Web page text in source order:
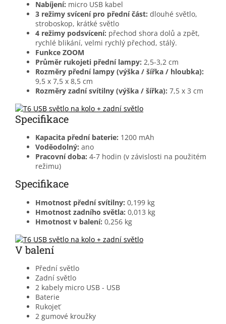
Nabíjení: micro USB kabel
3 režimy svícení pro přední část: dlouhé světlo,
stroboskop, krátké světlo
4 režimy podsvícení: přechod shora dolů a zpět,
rychlé blikání, velmi rychlý přechod, stálý.
Funkce ZOOM
Průměr rukojeti přední lampy: 2,5-3,2 cm
Rozměry přední lampy (výška / šířka / hloubka):
9,5 x 7,5 x 8,5 cm
Rozměry zadní svítilny (výška / šířka): 7,5 x 3 cm
Specifikace
Kapacita přední baterie: 1200 mAh
Voděodolný: ano
Pracovní doba: 4-7 hodin (v závislosti na použitém
režimu)
Specifikace
Hmotnost přední svítilny: 0,199 kg
Hmotnost zadního světla: 0,013 kg
Hmotnost v balení: 0,256 kg
V balení
Přední světlo
Zadní světlo
2 kabely micro USB - USB
Baterie
Rukojeť
2 gumové kroužky